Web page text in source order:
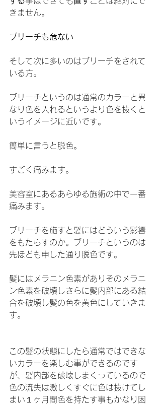
きません。
ブリーチも危ない
そして次に多いのはブリーチをされて
いる方。
ブリーチというのは通常のカラーと異
なり色を入れるというより色を抜くと
いうイメージに近いです。
簡単に言うと脱色。
すごく痛みます。
美容室にあるあらゆる施術の中で一番
痛みます。
ブリーチを施すと髪にはどういう影響
をもたらすのか。ブリーチというのは
先ほども申した通り脱色です。
髪にはメラニン色素がありそのメラニ
ン色素を破壊しさらに髪内部にある結
合を破壊し髪の色を黄色にしていきま
す。
この髪の状態にしたら通常ではできな
いカラーを楽しむ事ができるのです
が、髪内部を破壊しまくっているので
色の流失は激しくすぐに色は抜けてし
まい１ヶ月間色を持たす事もかなり困